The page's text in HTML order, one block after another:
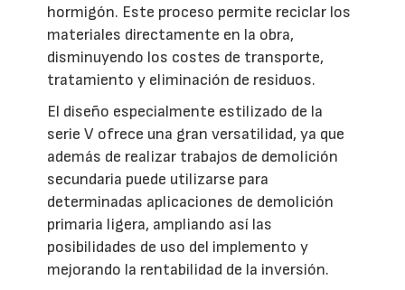
hormigón. Este proceso permite reciclar los
materiales directamente en la obra,
disminuyendo los costes de transporte,
tratamiento y eliminación de residuos.
El diseño especialmente estilizado de la
serie V ofrece una gran versatilidad, ya que
además de realizar trabajos de demolición
secundaria puede utilizarse para
determinadas aplicaciones de demolición
primaria ligera, ampliando así las
posibilidades de uso del implemento y
mejorando la rentabilidad de la inversión.